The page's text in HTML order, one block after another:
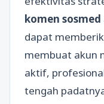
komen sosmed
dapat
membuat akun
aktif,
tengah